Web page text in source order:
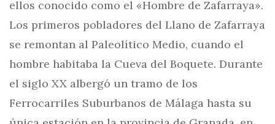
ellos conocido como el «Hombre de Zafarraya».
Los primeros pobladores del Llano de Zafarraya
se remontan al Paleolítico Medio, cuando el
hombre habitaba la Cueva del Boquete. Durante
el siglo XX albergó un tramo de los
Ferrocarriles Suburbanos de Málaga hasta su